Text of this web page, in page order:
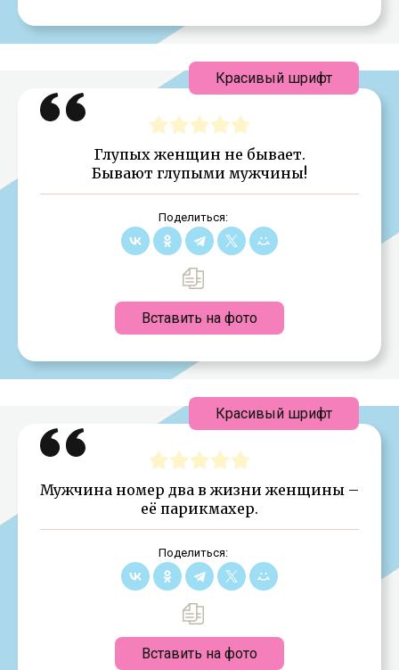
Глупых женщин не бывает.
Бывают глупыми мужчины!
Поделиться:
Вставить на фото
Красивый шрифт
Мужчина номер два в жизни женщины –
её парикмахер.
Поделиться:
Вставить на фото
Красивый шрифт